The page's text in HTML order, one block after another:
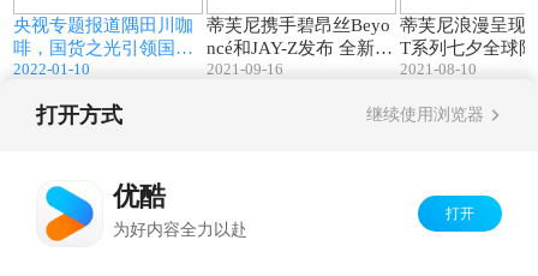
央视专题报道隅田川咖
啡，国货之光引领国民
消费观
2022-01-10
蒂芙尼携手碧昂丝Beyo
ncé和JAY-Z发布 全新品
牌广告影片“爱是一切”
2021-09-16
蒂芙尼浪漫呈现
T系列七夕全球
2021-08-10
打开方式 继续使用浏览器
优酷
为好内容全力以赴
打开